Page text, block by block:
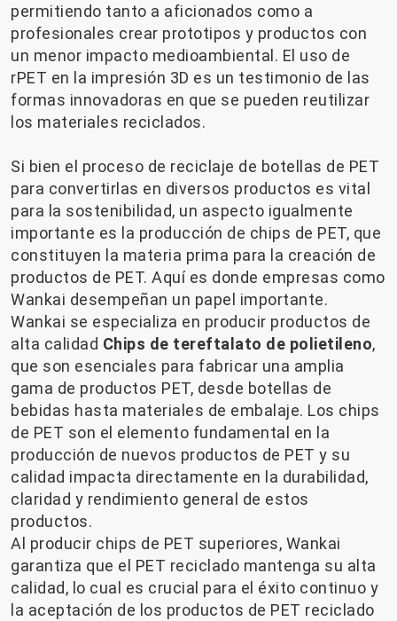
permitiendo tanto a aficionados como a
profesionales crear prototipos y productos con
un menor impacto medioambiental. El uso de
rPET en la impresión 3D es un testimonio de las
formas innovadoras en que se pueden reutilizar
los materiales reciclados.
Si bien el proceso de reciclaje de botellas de PET
para convertirlas en diversos productos es vital
para la sostenibilidad, un aspecto igualmente
importante es la producción de chips de PET, que
constituyen la materia prima para la creación de
productos de PET. Aquí es donde empresas como
Wankai desempeñan un papel importante.
Wankai se especializa en producir productos de
alta calidad Chips de tereftalato de polietileno,
que son esenciales para fabricar una amplia
gama de productos PET, desde botellas de
bebidas hasta materiales de embalaje. Los chips
de PET son el elemento fundamental en la
producción de nuevos productos de PET y su
calidad impacta directamente en la durabilidad,
claridad y rendimiento general de estos
productos.
Al producir chips de PET superiores, Wankai
garantiza que el PET reciclado mantenga su alta
calidad, lo cual es crucial para el éxito continuo y
la aceptación de los productos de PET reciclado